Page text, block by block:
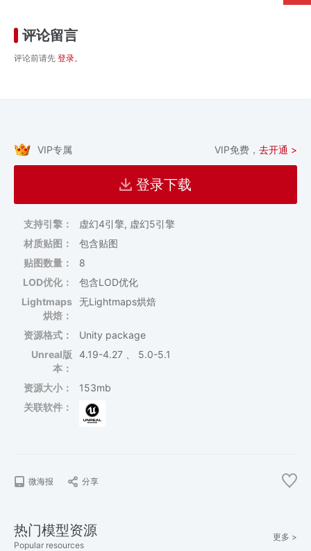
评论留言
评论前请先 登录。
VIP专属 VIP免费， 去开通 >
登录下载
支持引擎：
虚幻4引擎, 虚幻5引擎
材质贴图：
包含贴图
贴图数量：
8
LOD优化：
包含LOD优化
Lightmaps
烘焙：
无Lightmaps烘焙
资源格式：
Unity package
Unreal版
本：
4.19-4.27 、 5.0-5.1
资源大小：
153mb
关联软件：
微海报 分享
热门模型资源
Popular resources
更多 >